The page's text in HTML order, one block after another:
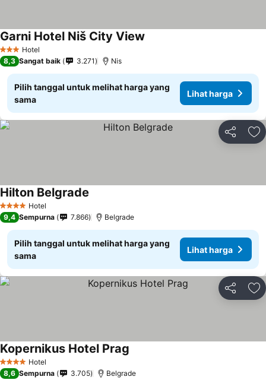
3 BintangHotel
Garni Hotel Niš City View
8,3 Sangat baik 3.271 Nis
Pilih tanggal untuk melihat harga yang
sama
Lihat harga
Bagikan
4 BintangHotel
Hilton Belgrade
9,4 Sempurna 7.866 Belgrade
Pilih tanggal untuk melihat harga yang
sama
Lihat harga
Bagikan
4 BintangHotel
Kopernikus Hotel Prag
8,6 Sempurna 3.705 Belgrade